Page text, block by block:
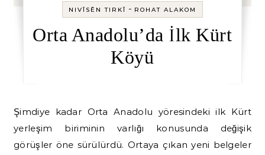
NIVÎSÊN TIRKÎ - ROHAT ALAKOM
Orta Anadolu’da İlk Kürt
Köyü
Şimdiye kadar Orta Anadolu yöresin­deki ilk Kürt
yerleşim biriminin varlığı konusunda değişik
görüşler öne sürülürdü. Ortaya çıkan yeni belgeler